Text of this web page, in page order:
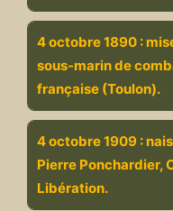
4 octobre 1890 :
sous-marin de
française (Toulon).
4 octobre 1909 :
Pierre Ponchardier,
Libération.